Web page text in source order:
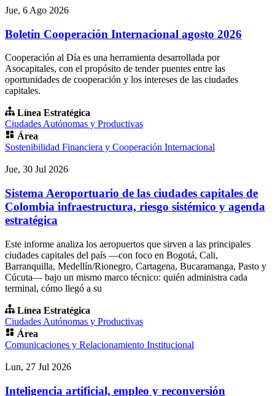
Jue, 6 Ago 2026
Boletín Cooperación Internacional agosto 2026
Cooperación al Día es una herramienta desarrollada por
Asocapitales, con el propósito de tender puentes entre las
oportunidades de cooperación y los intereses de las ciudades
capitales.
Línea Estratégica
Ciudades Autónomas y Productivas
Área
Sostenibilidad Financiera y Cooperación Internacional
Jue, 30 Jul 2026
Sistema Aeroportuario de las ciudades capitales de
Colombia infraestructura, riesgo sistémico y agenda
estratégica
Este informe analiza los aeropuertos que sirven a las principales
ciudades capitales del país —con foco en Bogotá, Cali,
Barranquilla, Medellín/Rionegro, Cartagena, Bucaramanga, Pasto y
Cúcuta— bajo un mismo marco técnico: quién administra cada
terminal, cómo llegó a su
Línea Estratégica
Ciudades Autónomas y Productivas
Área
Comunicaciones y Relacionamiento Institucional
Lun, 27 Jul 2026
Inteligencia artificial, empleo y reconversión